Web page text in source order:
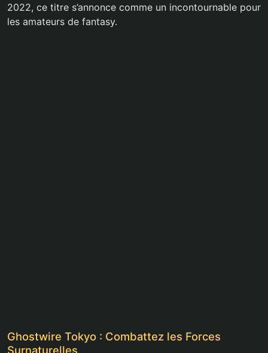
2022, ce titre s’annonce comme un incontournable pour
les amateurs de fantasy.
Ghostwire Tokyo : Combattez les Forces
Surnaturelles